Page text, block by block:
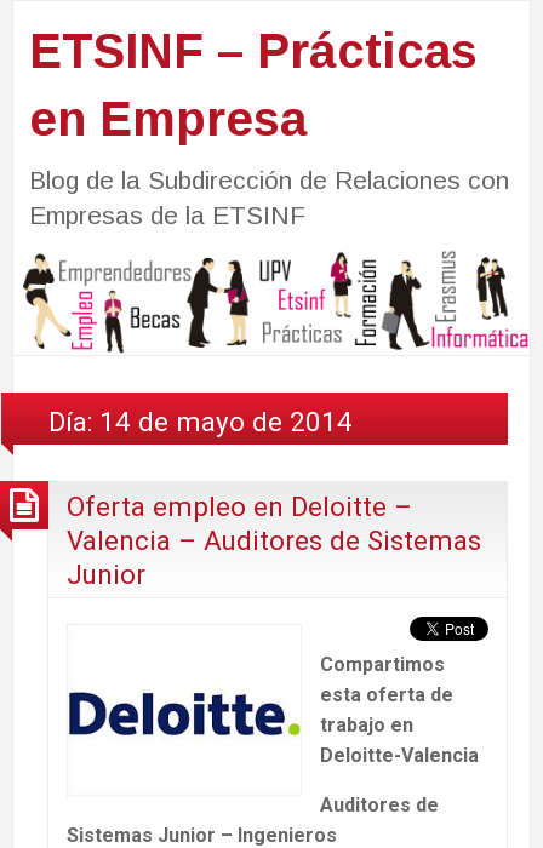
ETSINF – Prácticas
en Empresa
Blog de la Subdirección de Relaciones con
Empresas de la ETSINF
Día: 14 de mayo de 2014
Oferta empleo en Deloitte –
Valencia – Auditores de Sistemas
Junior
Compartimos
esta oferta de
trabajo en
Deloitte-Valencia
Auditores de
Sistemas Junior – Ingenieros